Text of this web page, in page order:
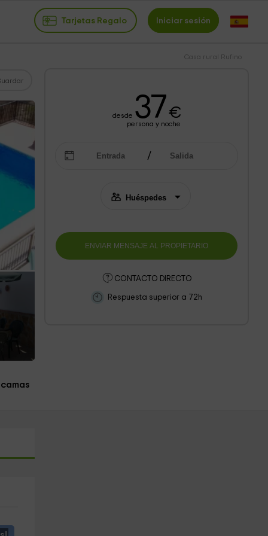
Tarjetas Regalo Iniciar sesión
Casa rural Rufino
desde 37€
persona y noche
CONTACTO DIRECTO
Respuesta superior a 72h
camas